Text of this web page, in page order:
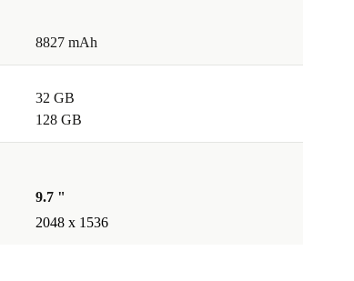
8827 mAh
32 GB
128 GB
9.7 "
2048 x 1536